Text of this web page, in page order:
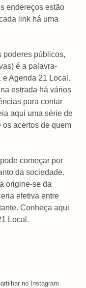
endereços estão
link há uma
poderes públicos,
é a palavra-
Agenda 21 Local.
estrada há vários
para contar
aqui uma série de
os acertos de quem
começar por
da sociedade.
origine-se da
efetiva entre
Conheça aqui
Local.
no Instagram